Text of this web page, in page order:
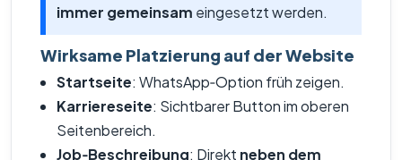
immer gemeinsam eingesetzt werden.
Wirksame Platzierung auf der Website
Startseite: WhatsApp‑Option früh zeigen.
Karriereseite: Sichtbarer Button im oberen
Seitenbereich.
Job‑Beschreibung: Direkt neben dem